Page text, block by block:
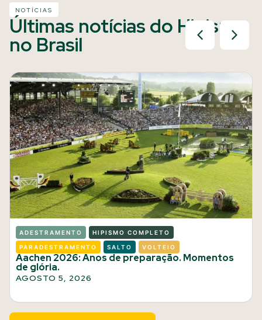
NOTÍCIAS
Últimas notícias do Hipismo
no Brasil
ADESTRAMENTO HIPISMO COMPLETO
PARADESTRAMENTO SALTO VOLTEIO
Aachen 2026: Anos de preparação. Momentos
de glória.
AGOSTO 5, 2026